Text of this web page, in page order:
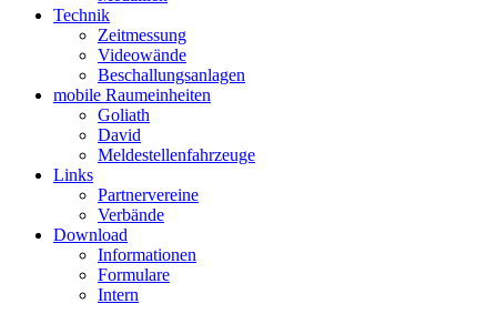
Technik
Zeitmessung
Videowände
Beschallungsanlagen
mobile Raumeinheiten
Goliath
David
Meldestellenfahrzeuge
Links
Partnervereine
Verbände
Download
Informationen
Formulare
Intern